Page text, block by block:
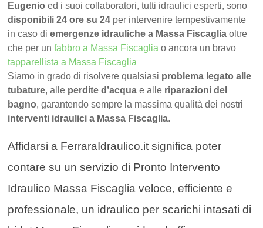
Eugenio ed i suoi collaboratori, tutti idraulici esperti, sono
disponibili 24 ore su 24 per intervenire tempestivamente
in caso diemergenze idrauliche a Massa Fiscagliaoltre
che per unfabbro a Massa Fiscaglia o ancora un bravo
tapparellista a Massa Fiscaglia
Siamo in grado di risolvere qualsiasi problema legato alle
tubature, alle perdite d’acqua e alle riparazioni del
bagno, garantendo sempre la massima qualità dei nostri
interventi idraulici a Massa Fiscaglia.
Affidarsi a FerraraIdraulico.it significa poter
contare su un servizio di Pronto Intervento
Idraulico Massa Fiscaglia veloce, efficiente e
professionale, un idraulico per scarichi intasati di